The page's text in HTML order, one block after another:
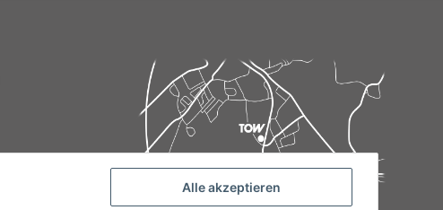
Alle akzeptieren